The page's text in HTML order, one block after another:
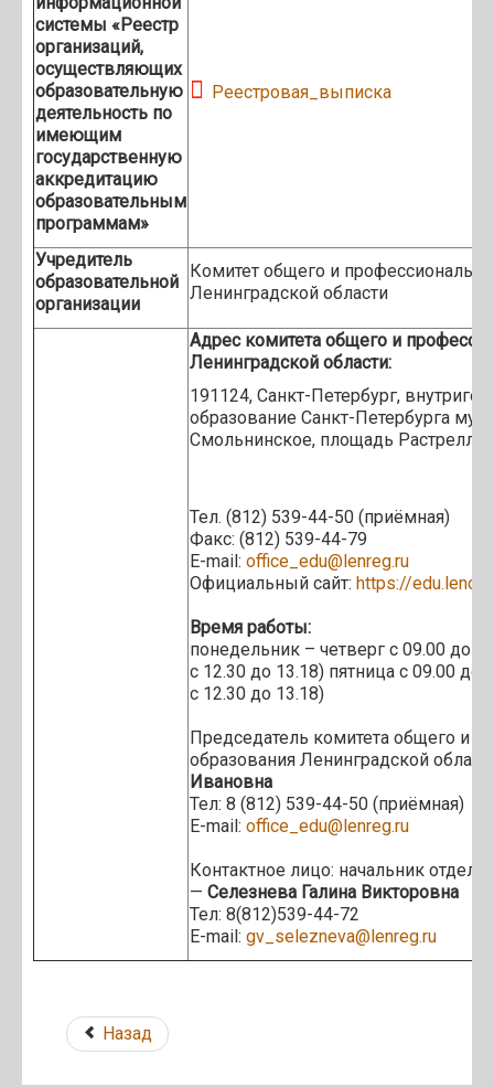
системы «Реестр
организаций,
осуществляющих
образовательную
деятельность по
имеющим
государственную
аккредитацию
образовательным
программам»
Реестровая_выписка
Учредитель
образовательной
организации
Комитет общего и
Ленинградской области
Адрес комитета общего и
Ленинградской области:
191124, Санкт-Петербург,
образование Санкт-Петербурга
Смольнинское, площадь
Тел. (812) 539-44-50 (приёмная)
Факс: (812) 539-44-79
E-mail: office_edu@lenreg.ru
Официальный сайт: https://
Время работы:
понедельник – четверг с 09.00 до
с 12.30 до 13.18) пятница с 09.00
с 12.30 до 13.18)
Председатель комитета общего и
образования Ленинградской
Ивановна
Тел: 8 (812) 539-44-50 (приёмная)
E-mail: office_edu@lenreg.ru
Контактное лицо: начальник
— Селезнева Галина Викторовна
Тел: 8(812)539-44-72
E-mail: gv_selezneva@lenreg.ru
Назад